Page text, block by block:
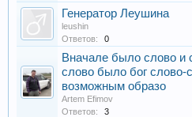
Генератор Леушина
leushin
Ответов:
0
Вначале было слово и
слово было бог
возможным образо
Artem Efimov
Ответов:
3